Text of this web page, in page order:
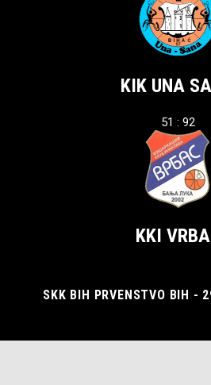
KIK UNA
51 : 92
KKI
SKK BIH PRVENSTVO BIH -